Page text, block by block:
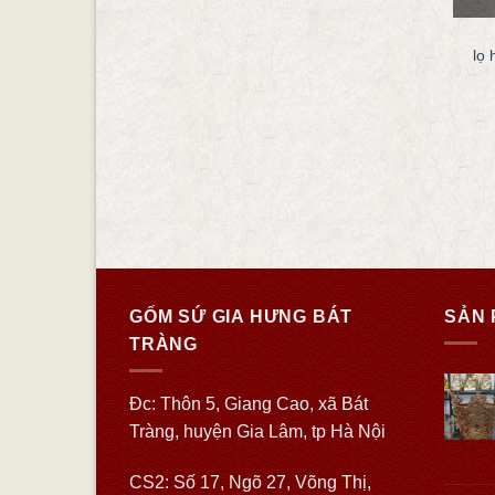
lọ
GỐM SỨ GIA HƯNG BÁT
TRÀNG
Đc: Thôn 5, Giang Cao, xã Bát
Tràng, huyện Gia Lâm, tp Hà Nội
CS2: Số 17, Ngõ 27, Võng Thị,
SẢN